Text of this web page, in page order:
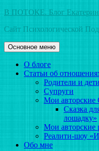
Перейти
содержимому
В ПОТОКЕ. Блог
Сайт Психологической
Основное меню
О блоге
Статьи об
Родители и дети
Супруги
Мои авторские
Сказка
лошадку»
Мои авторские
Реалити-шоу
Обо мне